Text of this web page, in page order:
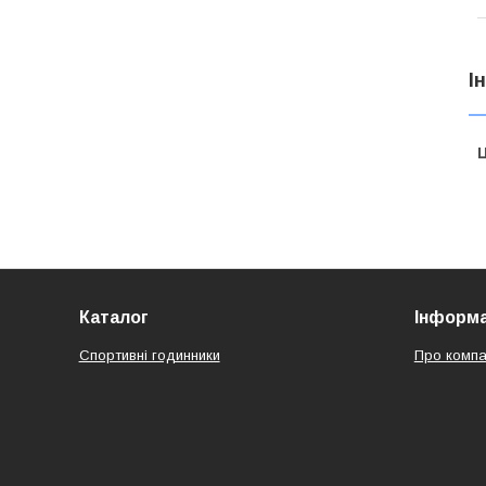
Каталог
Спортивні годинники Про